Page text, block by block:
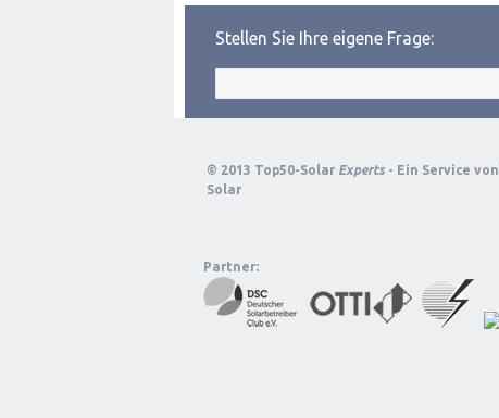
Stellen Sie Ihre eigene Frage:
© 2013 Top50-Solar Experts - Ein Service von
Solar
Partner: